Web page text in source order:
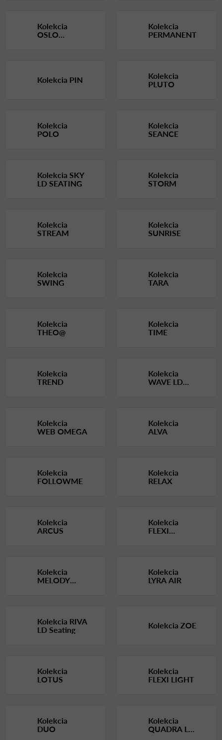
Kolekcia
OSLO
Kolekcia
PERMANENT
Kolekcia PIN Kolekcia
PLUTO
Kolekcia
POLO
Kolekcia
SEANCE
Kolekcia SKY
LD SEATING
Kolekcia
STORM
Kolekcia
STREAM
Kolekcia
SUNRISE
Kolekcia
SWING
Kolekcia
TARA
Kolekcia
THEO@
Kolekcia
TIME
Kolekcia
TREND
Kolekcia
WAVE LD
Kolekcia
WEB OMEGA
Kolekcia
ALVA
Kolekcia
FOLLOWME
Kolekcia
RELAX
Kolekcia
ARCUS
Kolekcia
FLEXI
Kolekcia
MELODY
Kolekcia
LYRA AIR
Kolekcia RIVA
LD Seating Kolekcia ZOE
Kolekcia
LOTUS
Kolekcia
FLEXI LIGHT
Kolekcia
DUO
Kolekcia
QUADRA LD